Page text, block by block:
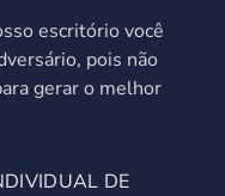
escritório você
pois não
gerar o melhor
DE